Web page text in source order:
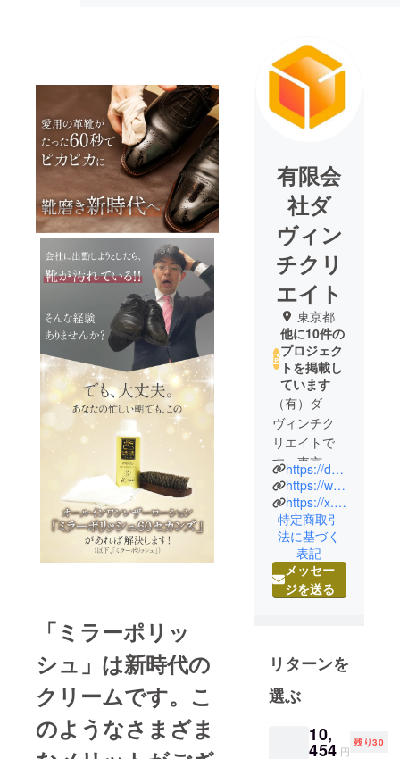
「ミラーポリッ
シュ」は新時代の
クリームです。こ
のようなさまざま
有限会
社ダ
ヴィン
チクリ
エイト
東京都
他に10件の
プロジェク
トを掲載し
ています
（有）ダ
ヴィンチク
リエイトで
す、東京が
拠点です。
当社では主
に問題解決
型の商品を
リリースし
ておりま
す。
きれば嬉し
いです！日
頃の応援あ
ざいます！
https://davinci-presents.com/
https://www.instagram.com/davincicreate/
https://x.com/davincicreateJP
特定商取引
法に基づく
表記
メッセー
ジを送る
リターンを
選ぶ
10,
454 円
残り30